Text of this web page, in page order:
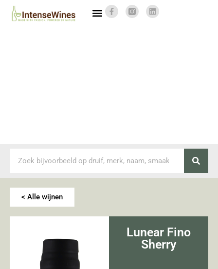
< Alle wijnen
Lunear Fino
Sherry